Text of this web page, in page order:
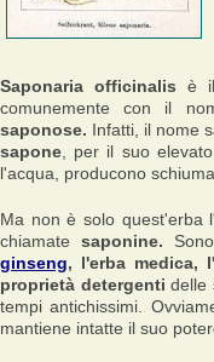
Saponaria officinalis è il
comunemente con il
saponose. Infatti, il nome
sapone , per il suo
l'acqua, producono schiuma.
Ma non è solo quest'erba
chiamatesaponine.
ginseng, l'erba medica,
proprietà detergenti delle
tempi antichissimi.
mantiene intatte il suo